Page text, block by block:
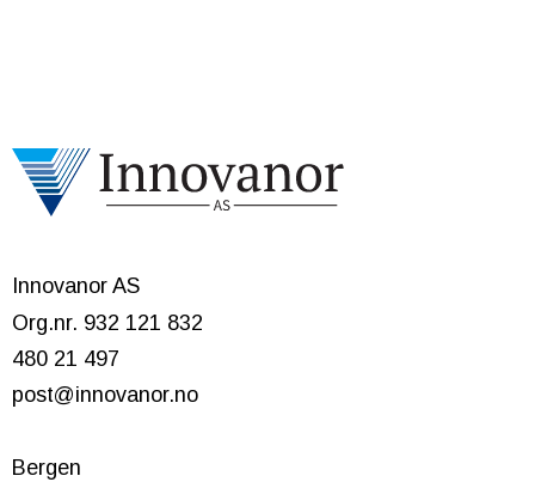
Innovanor AS
Org.nr. 932 121 832
480 21 497
post@innovanor.no
Bergen